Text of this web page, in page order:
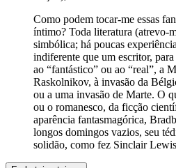
Como podem tocar-me essas
íntimo? Toda literatura (atrevo-
simbólica; há poucas
indiferente que um escritor,
ao “fantástico” ou ao “real”, a
Raskolnikov, à invasão da
ou a uma invasão de Marte. O
ou o romanesco, da ficção
aparência fantasmagórica,
longos domingos vazios, seu
solidão, como fez Sinclair